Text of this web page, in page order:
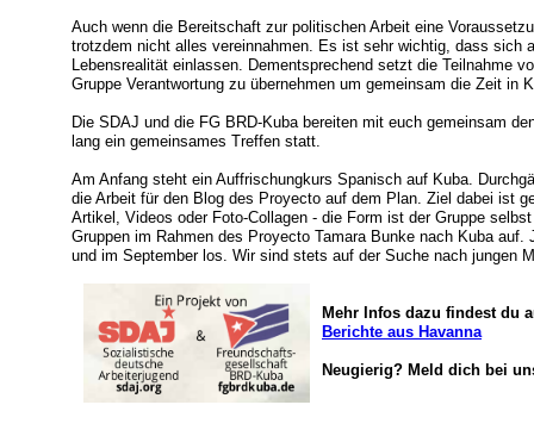
Auch wenn die Bereitschaft zur politischen Arbeit eine
trotzdem nicht alles vereinnahmen. Es ist sehr wichtig, dass sich
Lebensrealität einlassen. Dementsprechend setzt die Teilnahme
Gruppe Verantwortung zu übernehmen um gemeinsam die Zeit in
Die SDAJ und die FG BRD-Kuba bereiten mit euch gemeinsam
lang ein gemeinsames Treffen statt.
Am Anfang steht ein Auffrischungkurs Spanisch auf Kuba.
die Arbeit für den Blog des Proyecto auf dem Plan. Ziel dabei ist
Artikel, Videos oder Foto-Collagen - die Form ist der Gruppe
Gruppen im Rahmen des Proyecto Tamara Bunke nach Kuba
und im September los. Wir sind stets auf der Suche nach jungen
Mehr Infos dazu findest du
Berichte aus Havanna
Neugierig? Meld dich bei